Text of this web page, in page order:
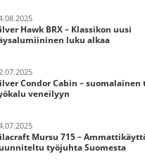
Hawk BRX – Klassikon uusi
luku alkaa
Condor Cabin –
veneilyyn
Mursu 715 –
työjuhta Suomesta